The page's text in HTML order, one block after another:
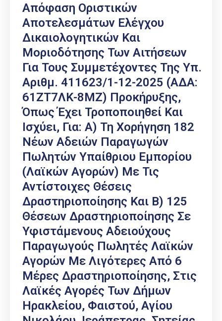
Απόφαση Οριστικών
Αποτελεσμάτων Ελέγχου
Δικαιολογητικών Και
Μοριοδότησης Των Αιτήσεων
Για Τους Συμμετέχοντες Της Υπ.
Αριθμ. 411623/1-12-2025 (ΑΔΑ:
61ΖΤ7ΛΚ-8ΜΖ) Προκήρυξης,
Όπως Έχει Τροποποιηθεί Και
Ισχύει, Για: Α) Τη Χορήγηση 182
Νέων Αδειών Παραγωγών
Πωλητών Υπαίθριου Εμπορίου
(λαϊκών Αγορών) Με Τις
Αντίστοιχες Θέσεις
Δραστηριοποίησης Και Β) 125
Θέσεων Δραστηριοποίησης Σε
Υφιστάμενους Αδειούχους
Παραγωγούς Πωλητές Λαϊκών
Αγορών Με Λιγότερες Από 6
Μέρες Δραστηριοποίησης, Στις
Λαϊκές Αγορές Των Δήμων
Ηρακλείου, Φαιστού, Αγίου